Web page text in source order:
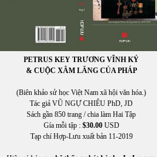
Võ Thị Như Mai
Võ Thị Xuân Hà
VOA ASIA
VOA Tiếng Việt
Vũ Đỗ Hoàng
PETRUS KEY TRƯƠNG VĨNH KÝ
& CUỘC XÂM LĂNG CỦA PHÁP
(Biên khảo sử học Việt Nam xã hội văn hóa.)
Tác giả VŨ NGỰ CHIÊU PhD, JD
Sách gần 850 trang / chia làm Hai Tập
Gía mỗi tập : $30.00USD
Tạp chí Hợp-Lưu xuất bản 11-2019